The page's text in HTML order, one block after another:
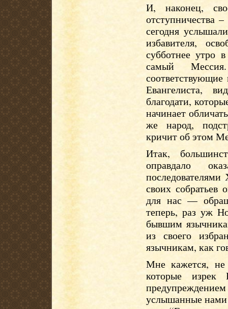
И, наконец,
отступничества
сегодня
избавителя,
субботнее утро
самый
Евангелиста,
благодати,
начинает
же народ,
кричит об этом
Итак,
оправдало
своих
для нас —
теперь, раз уж
бывшим
из своего
язычникам, как
Мне кажется, не
которые изрек
услышанные нами